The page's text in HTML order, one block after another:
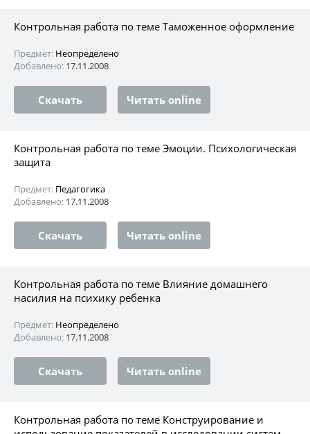
Контрольная работа по теме Таможенное оформление
Предмет: Неопределено
Добавлено: 17.11.2008
Скачать Читать online
Контрольная работа по теме Эмоции. Психологическая
защита
Предмет: Педагогика
Добавлено: 17.11.2008
Скачать Читать online
Контрольная работа по теме Влияние домашнего
насилия на психику ребенка
Предмет: Неопределено
Добавлено: 17.11.2008
Скачать Читать online
Контрольная работа по теме Конструирование и